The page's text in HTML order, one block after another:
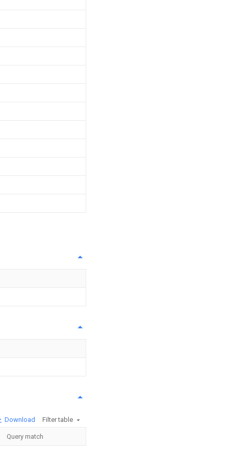
Download Filter table
Query match